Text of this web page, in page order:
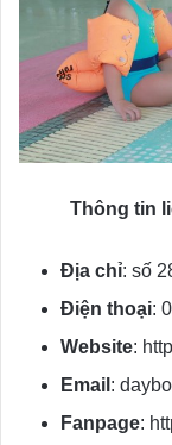
Thông tin
Địa chỉ: số
Điện thoại:
Website:
Email :
Fanpage: